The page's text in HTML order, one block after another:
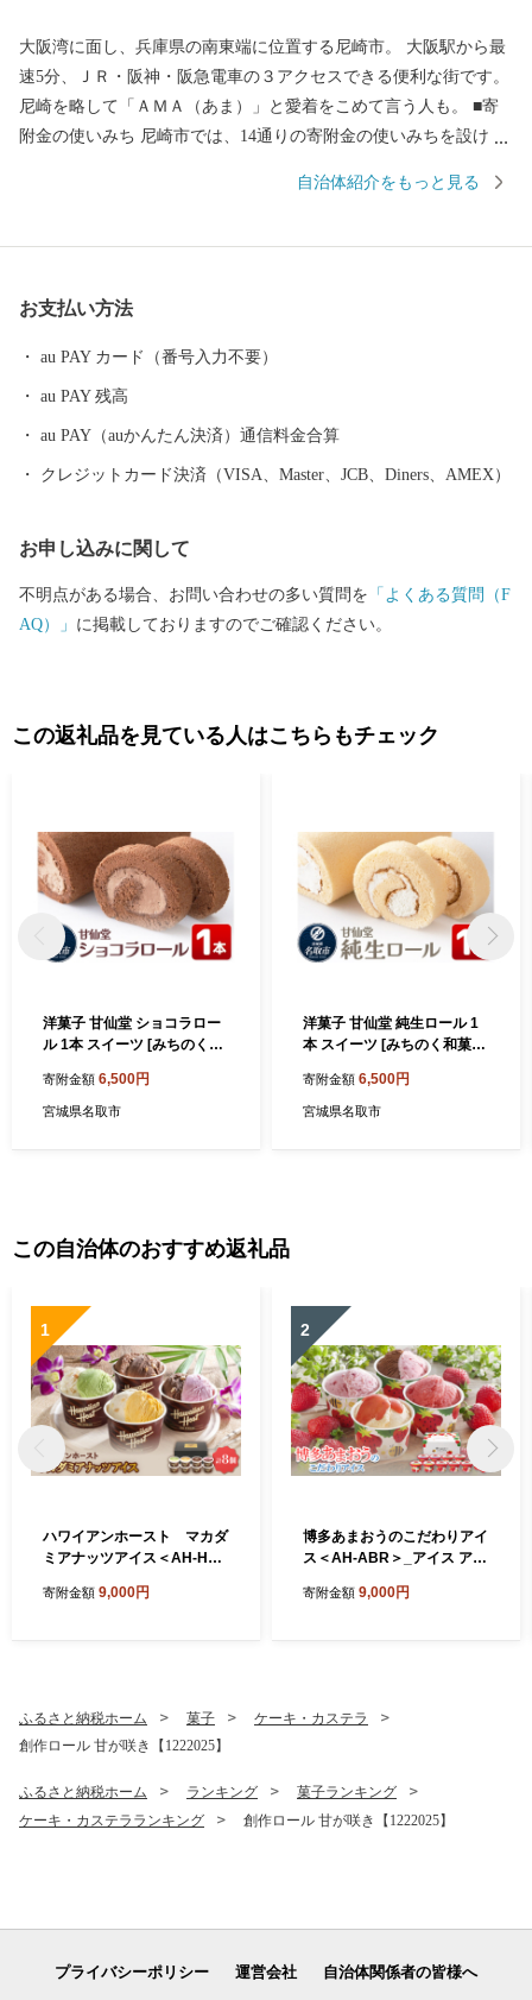
大阪湾に面し、兵庫県の南東端に位置する尼崎市。 大阪駅から最
速5分、ＪＲ・阪神・阪急電車の３アクセスできる便利な街です。
尼崎を略して「ＡＭＡ（あま）」と愛着をこめて言う人も。 ■寄
附金の使いみち 尼崎市では、14通りの寄附金の使いみちを設けて
犬・猫の殺処分ゼロを目指すなどの動物愛護に関する 基金などが
はその姿を見ることはできなくなりましたが、 当時の尼崎城西三
崎城が蘇りました。
自治体紹介をもっと見る
お支払い方法
au PAY カード（番号入力不要）
au PAY 残高
au PAY（auかんたん決済）通信料金合算
クレジットカード決済（VISA、Master、JCB、Diners、AMEX）
お申し込みに関して
不明点がある場合、お問い合わせの多い質問を 「よくある質問（F
AQ）」 に掲載しておりますのでご確認ください。
この返礼品を見ている人はこちらもチェック
洋菓子 甘仙堂 ショコラロー
ル 1本 スイーツ [みちのく和
菓子 和スイーツ お茶菓子 宮
城]
寄附金額 6,500円
宮城県名取市
洋菓子 甘仙堂 純生ロール 1
本 スイーツ [みちのく和菓子
和スイーツ お茶菓子 宮城]
寄附金額 6,500円
宮城県名取市
この自治体のおすすめ返礼品
1
ハワイアンホースト マカダ
ミアナッツアイス＜AH-HS
イーツ デザート マカダミア
寄附金額 9,000円
2
博多あまおうのこだわりアイ
ス＜AH-ABR＞_アイス アイ
ト 苺 いちご イチゴ あまおう
寄附金額 9,000円
ふるさと納税ホーム 菓子
ケーキ・カステラ
創作ロール 甘が咲き【1222025】
ふるさと納税ホーム ランキング
菓子ランキング
ケーキ・カステラランキング
創作ロール 甘が咲き【1222025】
プライバシーポリシー 運営会社 自治体関係者の皆様へ